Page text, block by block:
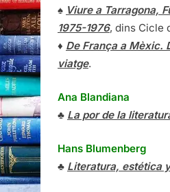
♠ Viure a Tarragona,
1975-1976, dins Cicle
♦ De França a Mèxic.
viatge.
Ana Blandiana
♣ La por de la
Hans Blumenberg
♣ Literatura, estética